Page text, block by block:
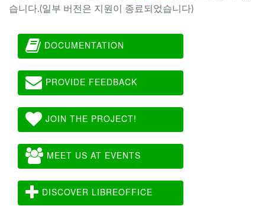
습니다.(일부 버전은 지원이 종료되었습니다)
DOCUMENTATION
PROVIDE FEEDBACK
JOIN THE PROJECT!
MEET US AT EVENTS
DISCOVER LIBREOFFICE